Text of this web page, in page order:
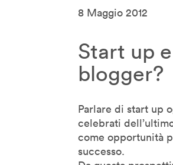
8 Maggio 2012
Start up
blogger?
Parlare di start up
celebrati
come opportunità
successo.